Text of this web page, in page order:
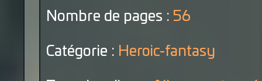
Nombre de pages : 56
Catégorie : Heroic-fantasy